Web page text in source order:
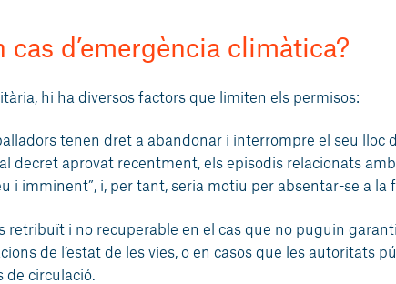
d’emergència climàtica?
hi ha diversos factors que limiten els permisos:
tenen dret a abandonar i interrompre el seu lloc
decret aprovat recentment, els episodis relacionats
i imminent”, i, per tant, seria motiu per absentar-se a la
retribuït i no recuperable en el cas que no puguin
de l’estat de les vies, o en casos que les autoritats
de circulació.